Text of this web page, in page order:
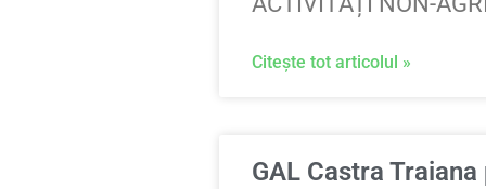
Citește tot articolul »
GAL Castra